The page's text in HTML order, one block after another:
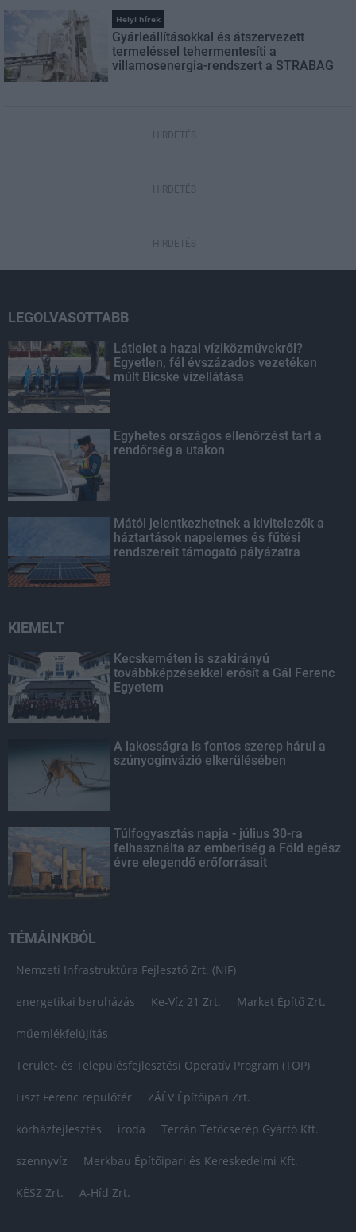
Helyi hírek
Gyárleállításokkal és átszervezett
termeléssel tehermentesíti a
villamosenergia-rendszert a STRABAG
HIRDETÉS
HIRDETÉS
HIRDETÉS
LEGOLVASOTTABB
Látlelet a hazai víziközművekről?
Egyetlen, fél évszázados vezetéken
múlt Bicske vízellátása
Egyhetes országos ellenőrzést tart a
rendőrség a utakon
Mától jelentkezhetnek a kivitelezők a
háztartások napelemes és fűtési
rendszereit támogató pályázatra
KIEMELT
Kecskeméten is szakirányú
továbbképzésekkel erősít a Gál Ferenc
Egyetem
A lakosságra is fontos szerep hárul a
szúnyoginvázió elkerülésében
Túlfogyasztás napja - július 30-ra
felhasználta az emberiség a Föld egész
évre elegendő erőforrásait
TÉMÁINKBÓL
Nemzeti Infrastruktúra Fejlesztő Zrt. (NIF)
energetikai beruházás Ke-Víz 21 Zrt. Market Építő Zrt.
műemlékfelújítás
Terület- és Településfejlesztési Operatív Program (TOP)
Liszt Ferenc repülőtér ZÁÉV Építőipari Zrt.
kórházfejlesztés iroda Terrán Tetőcserép Gyártó Kft.
szennyvíz Merkbau Építőipari és Kereskedelmi Kft.
KÉSZ Zrt. A-Híd Zrt.